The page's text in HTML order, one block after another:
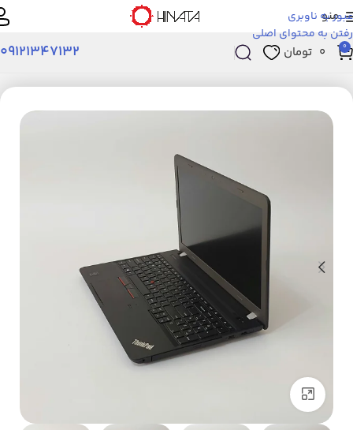
عبور به ناوبری
رفتن به محتوای اصلی
منو
0 ۰ تومان 09121347132 خانه لپ تاپ استوک لپ تاپ LENOVO
بزرگنمایی تصویر